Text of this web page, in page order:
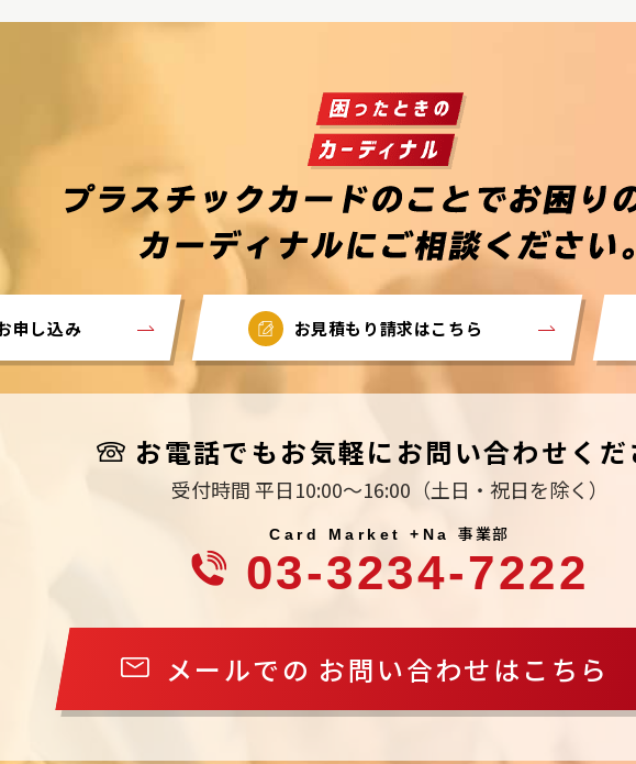
申し込み お見積もり請求はこちら
お電話でもお気軽にお問い合わせく
受付時間 平日10:00～16:00 （土日・祝日を除く）
Card Market +Na事業部
03-3234-7222
メールでの お問い合わせはこちら